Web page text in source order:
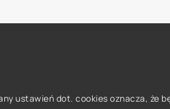
ustawień dot. cookies oznacza, że